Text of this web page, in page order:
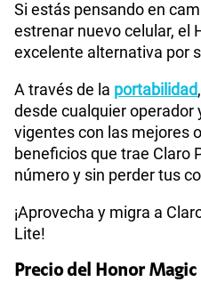
Si estás pensando en
estrenar nuevo celular, el
excelente alternativa por
A través de la portabilidad
desde cualquier operador
vigentes con las mejores
beneficios que trae Claro
número y sin perder tus
¡Aprovecha y migra a
Lite!
Precio del Honor Magic